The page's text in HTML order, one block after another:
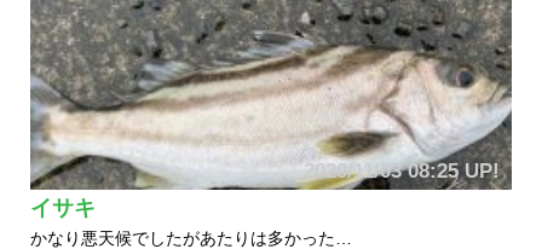
2020/11/03 08:25 UP!
イサキ
かなり悪天候でしたがあたりは多かった…